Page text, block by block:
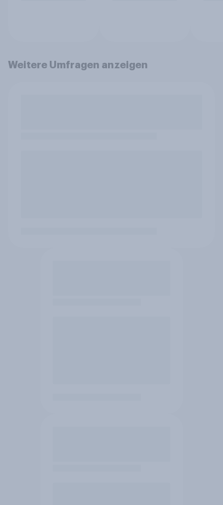
Weitere Umfragen anzeigen